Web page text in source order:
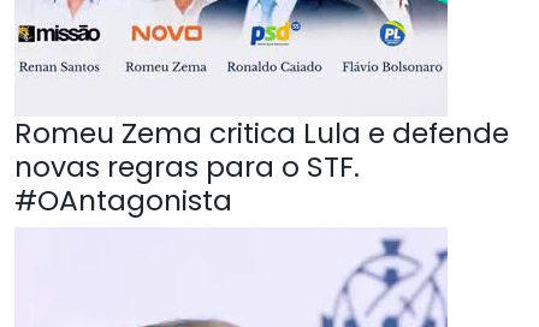
Romeu Zema critica Lula e defende
novas regras para o STF.
#OAntagonista